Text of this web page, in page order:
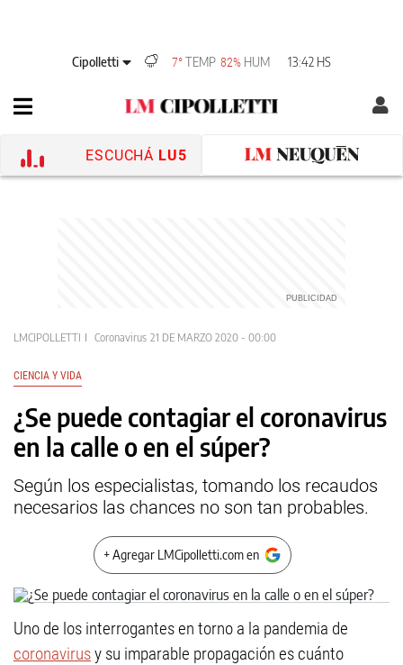
Cipolletti 7° TEMP 82% HUM 13:42 HS
ESCUCHÁ LU5
LMCIPOLLETTI Coronavirus 21 DE MARZO 2020 - 00:00
CIENCIA Y VIDA
¿Se puede contagiar el coronavirus
en la calle o en el súper?
Según los especialistas, tomando los recaudos
necesarios las chances no son tan probables.
+ Agregar LMCipolletti.com en
Uno de los interrogantes en torno a la pandemia de
coronavirusy su imparable propagación es cuánto